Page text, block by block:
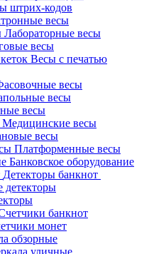
штрих-кодов
весы
Лабораторные весы
весы
Весы с печатью
весы
весы
весы
Медицинские весы
весы
Платформенные весы
Банковское оборудование
Детекторы банкнот
детекторы
банкнот
монет
обзорные
уличные